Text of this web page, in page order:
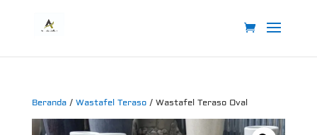
Beranda/ Wastafel Teraso/ Wastafel Teraso Oval